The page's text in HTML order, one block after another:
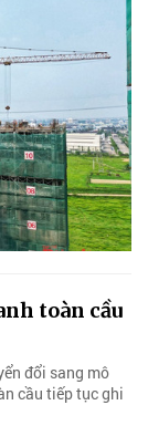
toàn cầu
đổi sang mô
cầu tiếp tục ghi